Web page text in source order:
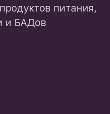
питания,
и БАДов